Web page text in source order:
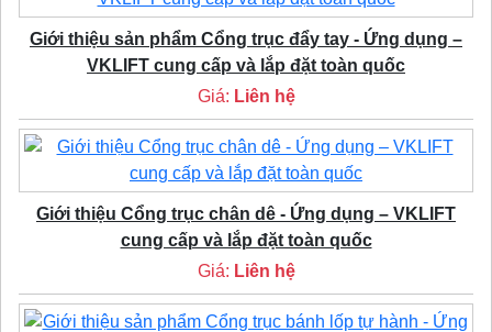
Giới thiệu sản phẩm Cổng trục đẩy tay - Ứng dụng –
VKLIFT cung cấp và lắp đặt toàn quốc
Giá: Liên hệ
Giới thiệu Cổng trục chân dê - Ứng dụng – VKLIFT
cung cấp và lắp đặt toàn quốc
Giá: Liên hệ